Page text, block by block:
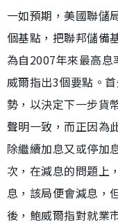
一如預期，美國聯儲
個基點，把聯邦儲備
為自2007年來最高
威爾指出3個要點。
勢，以決定下一步貨
聲明一致，而正因為
除繼續加息又或停加
次，在減息的問題上
息，該局便會減息，
後，鮑威爾指對就業